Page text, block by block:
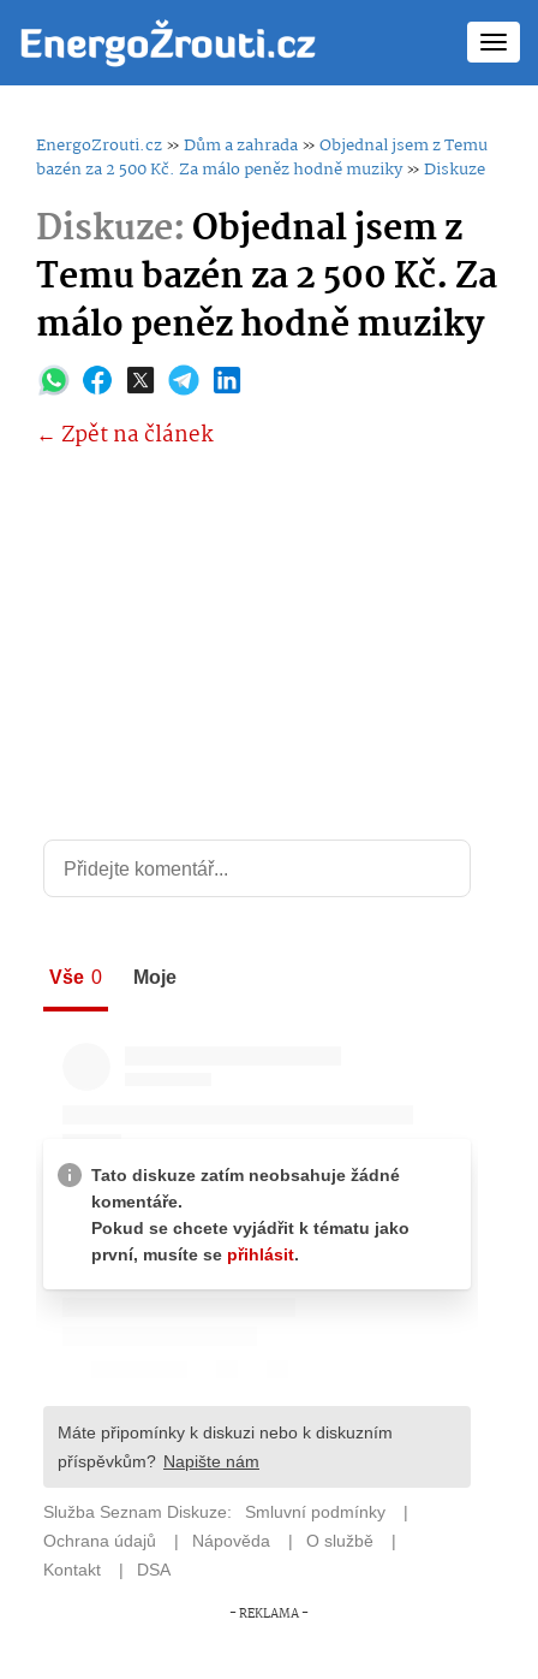
EnergoZrouti.cz»Dům a zahrada»Objednal jsem z Temu
bazén za 2 500 Kč. Za málo peněz hodně muziky»Diskuze
Diskuze:Objednal jsem z
Temu bazén za 2 500 Kč. Za
málo peněz hodně muziky
← Zpět na článek